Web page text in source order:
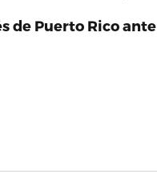
de Puerto Rico ante